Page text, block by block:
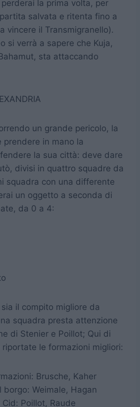
la prima volta, per
salvata e ritenta fino a
vincere il Transmigranello).
si verrà a sapere che Kuja,
sta attaccando
un grande pericolo, la
prendere in mano la
la sua città: deve dare
divisi in quattro squadre da
squadra con una differente
un oggetto a seconda di
da 0 a 4:
il compito migliore da
squadra presta attenzione
di Stenier e Poillot; Qui di
le formazioni migliori:
Brusche, Kaher
borgo: Weimale, Hagan
Poillot, Raude